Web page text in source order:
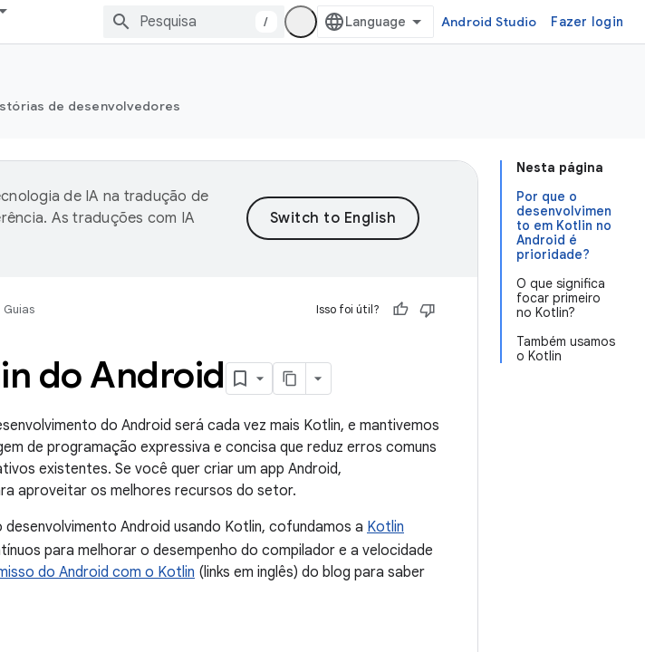
/ Android Studio Fazer login
de desenvolvedores
Nesta página
Por que o
desenvolvimen
to em Kotlin no
Android é
prioridade?
O que significa
focar primeiro
no Kotlin?
Também usamos
o Kotlin
de IA na tradução de
As traduções com IA
Guias Isso foi útil?
do Android
do Android será cada vez mais Kotlin, e mantivemos
de programação expressiva e concisa que reduz erros comuns
existentes. Se você quer criar um app Android,
aproveitar os melhores recursos do setor.
Android usando Kotlin, cofundamos a Kotlin
para melhorar o desempenho do compilador e a velocidade
do Android com o Kotlin (links em inglês) do blog para saber